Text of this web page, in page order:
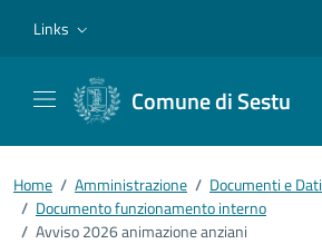
Links
Comune di Sestu
Home / Amministrazione / Documenti e Dati
/ Documento funzionamento interno
/ Avviso 2026 animazione anziani